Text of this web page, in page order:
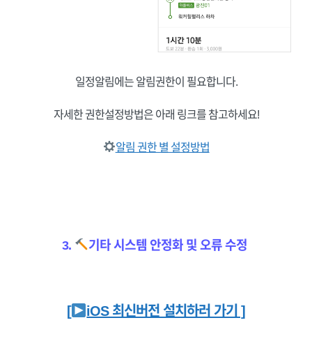
일정알림에는 알림권한이 필요합니다.
자세한 권한설정방법은 아래 링크를 참고하세요!
알림 권한 별 설정방법
3. 기 타 시스템 안정화 및 오류 수정
[ iOS 최신버전 설치하러 가기 ]